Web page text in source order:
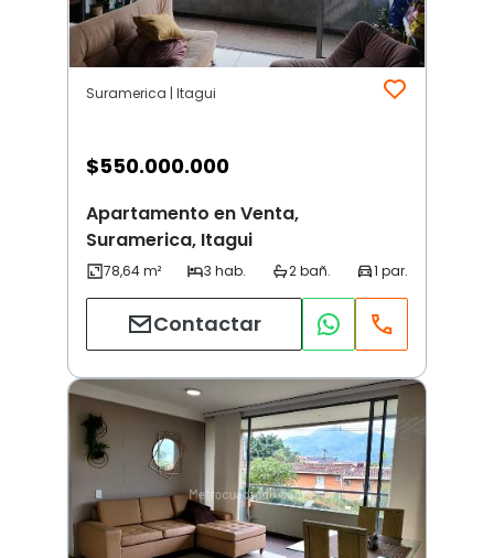
Suramerica | Itagui
$550.000.000
Apartamento en Venta,
Suramerica, Itagui
Contactar